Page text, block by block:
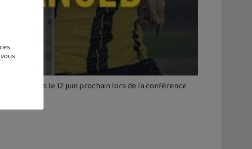
plus le 12 juin prochain lors de la conférence